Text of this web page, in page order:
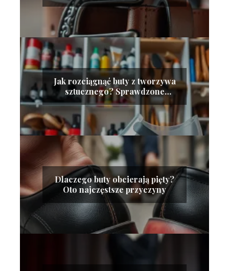
Jak rozciągnąć buty z tworzywa
sztucznego? Sprawdzone
metody
Dlaczego buty obcierają pięty?
Oto najczęstsze przyczyny